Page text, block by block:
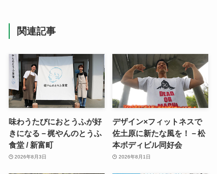
関連記事
味わうたびにおとうふが好
きになる－梶やんのとうふ
食堂 / 新富町
2026年8月3日
デザイン×フィットネスで
佐土原に新たな風を！－松
本ボディビル同好会
2026年8月1日